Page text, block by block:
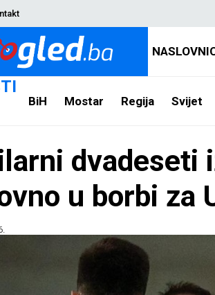
BiH Mostar Regija Svijet
dvadeseti
u borbi za